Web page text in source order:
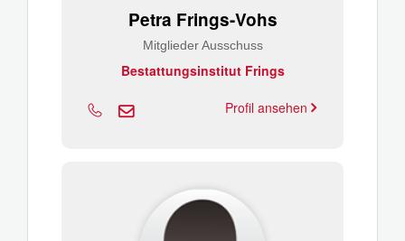
Petra Frings-Vohs
Mitglieder Ausschuss
Bestattungsinstitut Frings
Profil ansehen